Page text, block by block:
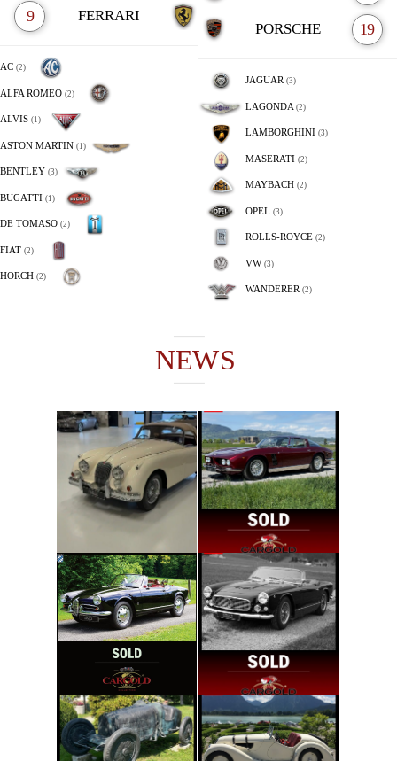
9 FERRARI
AC (2)
ALFA ROMEO (2)
ALVIS (1)
ASTON MARTIN (1)
BENTLEY (3)
BUGATTI (1)
DE TOMASO (2)
FIAT (2)
HORCH (2)
PORSCHE 19
JAGUAR (3)
LAGONDA (2)
LAMBORGHINI (3)
MASERATI (2)
MAYBACH (2)
OPEL (3)
ROLLS-ROYCE (2)
VW (3)
WANDERER (2)
NEWS